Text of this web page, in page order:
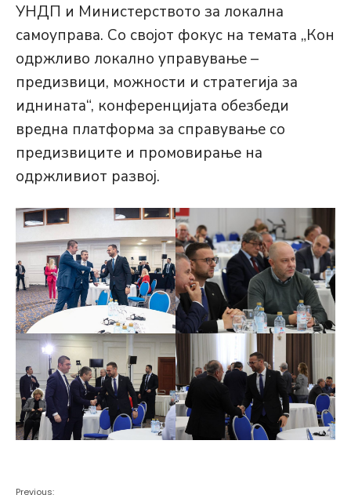
УНДП и Министерството за локална
самоуправа. Со својот фокус на темата „Кон
одржливо локално управување –
предизвици, можности и стратегија за
иднината“, конференцијата обезбеди
вредна платформа за справување со
предизвиците и промовирање на
одржливиот развој.
Previous: